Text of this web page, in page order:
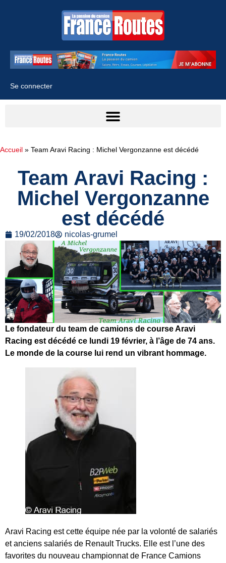
Se connecter
Accueil » Team Aravi Racing : Michel Vergonzanne est décédé
Team Aravi Racing :
Michel Vergonzanne
est décédé
19/02/2018 nicolas-grumel
Le fondateur du team de camions de course Aravi
Racing est décédé ce lundi 19 février, à l’âge de 74 ans.
Le monde de la course lui rend un vibrant hommage.
Aravi Racing est cette équipe née par la volonté de salariés
et anciens salariés de Renault Trucks. Elle est l’une des
favorites du nouveau championnat de France Camions